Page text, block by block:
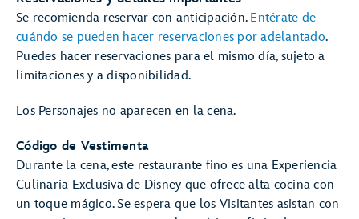
Se recomienda reservar con anticipación. Entérate de
cuándo se pueden hacer reservaciones por adelantado.
Puedes hacer reservaciones para el mismo día, sujeto a
limitaciones y a disponibilidad.
Los Personajes no aparecen en la cena.
Código de Vestimenta
Durante la cena, este restaurante fino es una Experiencia
Culinaria Exclusiva de Disney que ofrece alta cocina con
un toque mágico. Se espera que los Visitantes asistan con